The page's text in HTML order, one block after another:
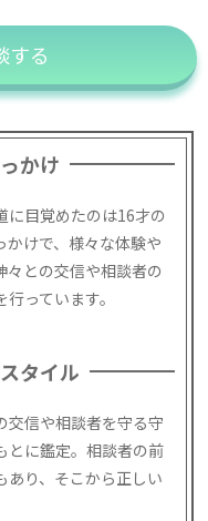
する
かけ
に目覚めたのは16才の
かけで、様々な体験や
々との交信や相談者の
っています。
タイル
交信や相談者を守る守
とに鑑定。相談者の前
あり、そこから正しい